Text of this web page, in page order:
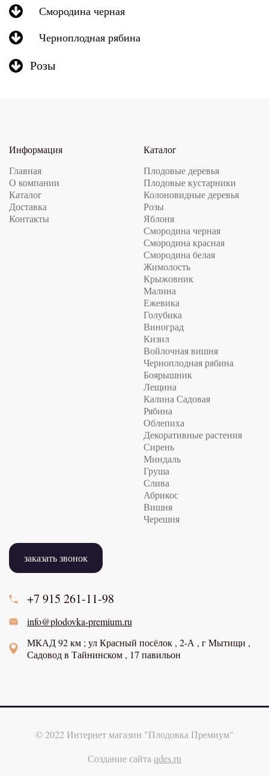
Смородина черная
Черноплодная рябина
Розы
Информация
Главная
О компании
Каталог
Доставка
Контакты
Каталог
Плодовые деревья
Плодовые кустарники
Колоновидные деревья
Розы
Яблоня
Смородина черная
Смородина красная
Смородина белая
Жимолость
Крыжовник
Малина
Ежевика
Голубика
Виноград
Кизил
Войлочная вишня
Черноплодная рябина
Боярышник
Лещина
Калина Садовая
Рябина
Облепиха
Декоративные растения
Сирень
Миндаль
Груша
Слива
Абрикос
Вишня
Черешня
заказать звонок
+7 915 261-11-98
info@plodovka-premium.ru
МКАД 92 км ; ул Красный посёлок , 2-А , г Мытищи ,
Садовод в Тайнинском , 17 павильон
© 2022 Интернет магазин "Плодовка Премиум"
Создание сайта qdes.ru